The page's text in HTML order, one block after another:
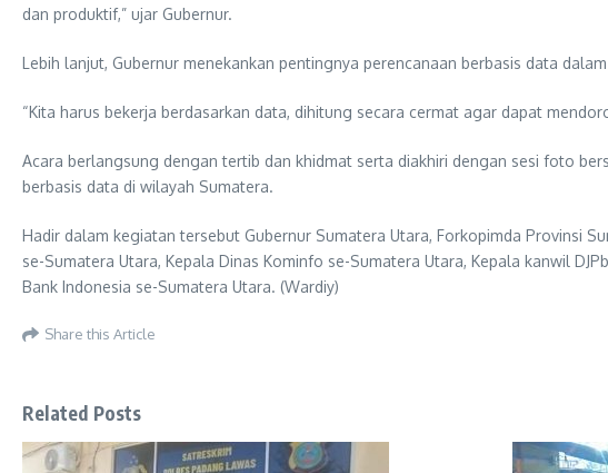
dan produktif,” ujar Gubernur.
Lebih lanjut, Gubernur menekankan pentingnya perencanaan berbasis data
“Kita harus bekerja berdasarkan data, dihitung secara cermat agar dapat
Acara berlangsung dengan tertib dan khidmat serta diakhiri dengan sesi foto
berbasis data di wilayah Sumatera.
Hadir dalam kegiatan tersebut Gubernur Sumatera Utara, Forkopimda Provinsi
se-Sumatera Utara, Kepala Dinas Kominfo se-Sumatera Utara, Kepala kanwil
Bank Indonesia se-Sumatera Utara. (Wardiy)
Share this Article
Related Posts